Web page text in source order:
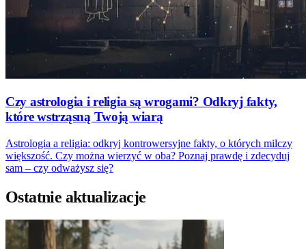
Czy astrologia i religia są wrogami? Odkryj fakty,
które wstrząsną Twoją wiarą
Astrologia a religia: odkryj kontrowersyjne fakty, o których milczy
większość. Czy można wierzyć w oba? Poznaj prawdę i zdecyduj
sam – czy odważysz się?
Ostatnie aktualizacje